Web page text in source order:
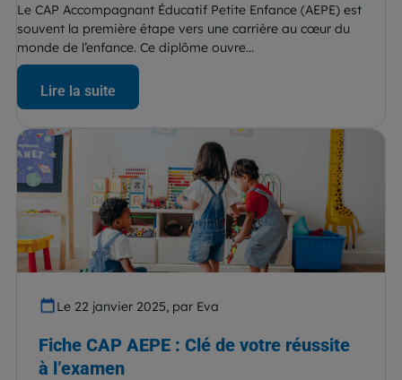
Le CAP Accompagnant Éducatif Petite Enfance (AEPE) est
souvent la première étape vers une carrière au cœur du
monde de l’enfance. Ce diplôme ouvre...
Lire la suite
Le 22 janvier 2025, par Eva
Fiche CAP AEPE : Clé de votre réussite
à l’examen